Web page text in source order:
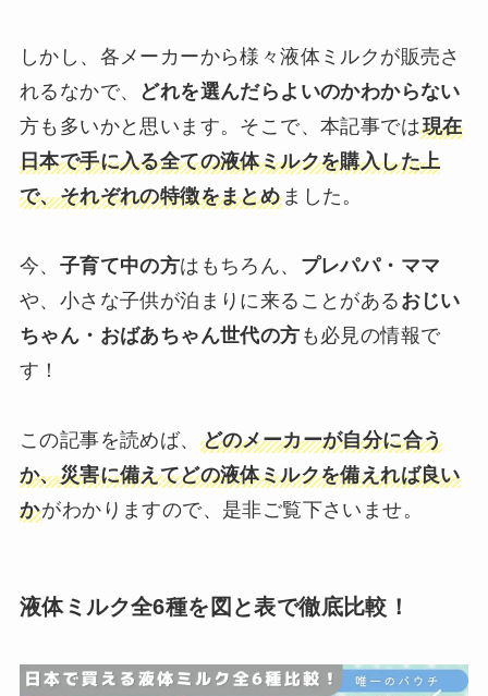
しかし、各メーカーから様々液体ミルクが販売さ
れるなかで、
どれを選んだらよいのかわからない
方も多いかと思います。そこで、本記事では現在
日本で手に入る全ての液体ミルクを購入した上
で、それぞれの特徴をまとめ ました。
今、 子育て中の方はもちろん、 プレパパ・ママ
や、小さな子供が泊まりに来ることがある おじい
ちゃん・おばあちゃん世代の方 も必見の情報で
す！
この記事を読めば、 どのメーカーが自分に合う
か、災害に備えてどの液体ミルクを備えれば良い
かがわかりますので、是非ご覧下さいませ。
液体ミルク全6種を図と表で徹底比較！